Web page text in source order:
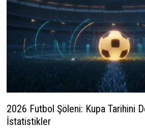
2026 Futbol Şöleni: Kupa Tarihini
İstatistikler